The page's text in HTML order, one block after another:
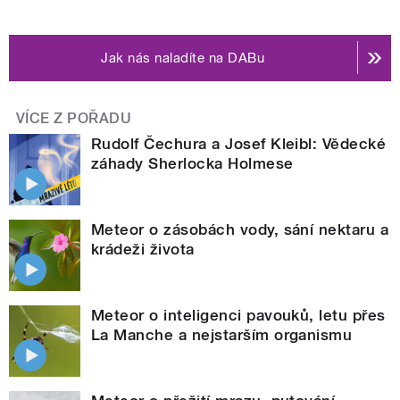
Jak nás naladíte na DABu
VÍCE Z POŘADU
Rudolf Čechura a Josef Kleibl: Vědecké
záhady Sherlocka Holmese
Meteor o zásobách vody, sání nektaru a
krádeži života
Meteor o inteligenci pavouků, letu přes
La Manche a nejstarším organismu